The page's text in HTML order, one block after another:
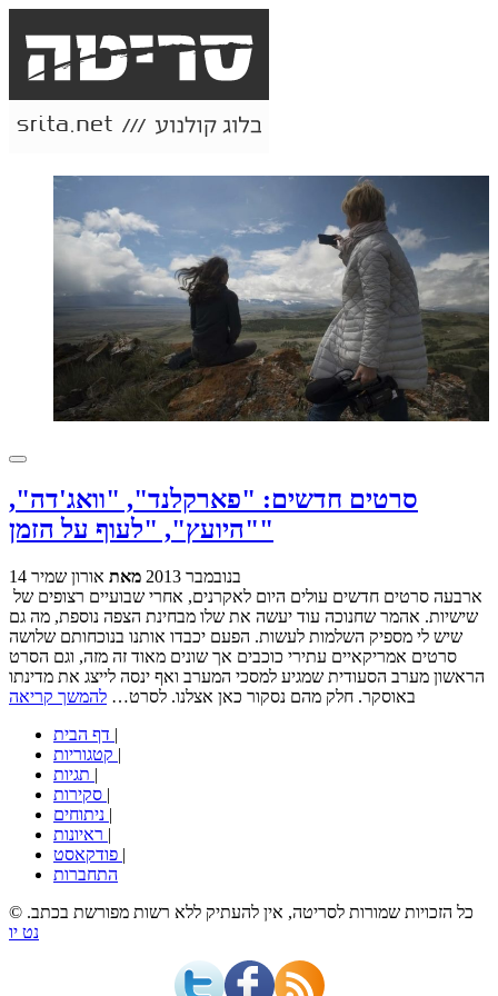
סרטים חדשים: "פארקלנד", "וואג'דה",
"היועץ", "לעוף על הזמן"
14 בנובמבר 2013 מאת אורון שמיר
שישיות. אהמר שחנוכה עוד יעשה את שלו מבחינת הצפה נוספת, מה גם
שיש לי מספיק השלמות לעשות. הפעם יכבדו אותנו בנוכחותם שלושה
סרטים אמריקאיים עתירי כוכבים אך שונים מאוד זה מזה, וגם הסרט
הראשון מערב הסעודית שמגיע למסכי המערב ואף ינסה לייצג את מדינתו
באוסקר. חלק מהם נסקור כאן אצלנו. לסרט… להמשך קריאה
|
|
|
|
|
|
|
התחברות
© כל הזכויות שמורות לסריטה, אין להעתיק ללא רשות מפורשת בכתב.
נט יו